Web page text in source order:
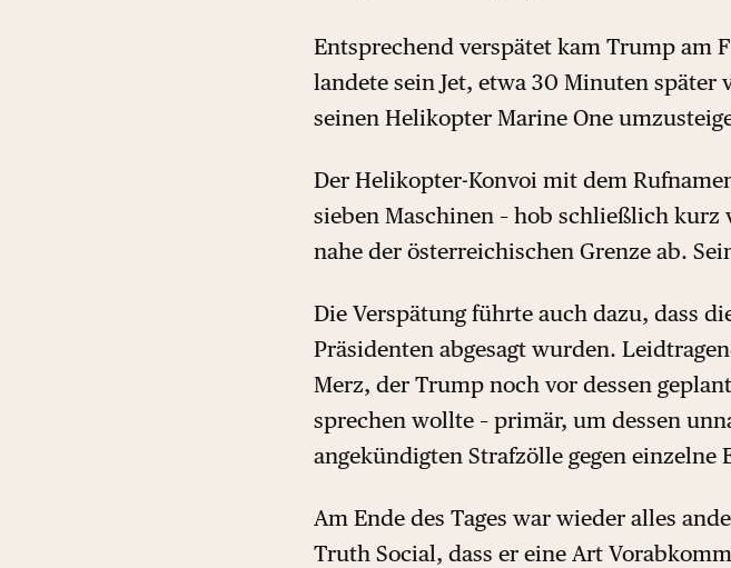
Entsprechend verspätet kam Trump am
landete sein Jet, etwa 30 Minuten
seinen Helikopter Marine One
Der Helikopter-Konvoi mit dem
sieben Maschinen – hob schließlich kurz
nahe der österreichischen Grenze ab.
Die Verspätung führte auch dazu, dass
Präsidenten abgesagt wurden.
Merz, der Trump noch vor dessen
sprechen wollte – primär, um dessen
angekündigten Strafzölle gegen einzelne
Am Ende des Tages war wieder alles
Truth Social, dass er eine Art